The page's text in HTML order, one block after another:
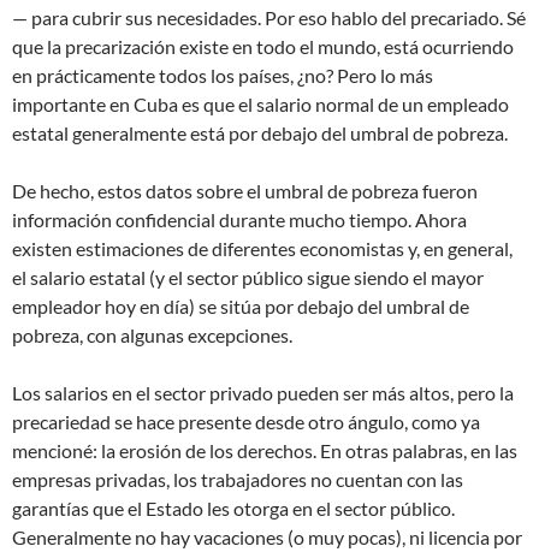
— para cubrir sus necesidades. Por eso hablo del precariado. Sé
que la precarización existe en todo el mundo, está ocurriendo
en prácticamente todos los países, ¿no? Pero lo más
importante en Cuba es que el salario normal de un empleado
estatal generalmente está por debajo del umbral de pobreza.
De hecho, estos datos sobre el umbral de pobreza fueron
información confidencial durante mucho tiempo. Ahora
existen estimaciones de diferentes economistas y, en general,
el salario estatal (y el sector público sigue siendo el mayor
empleador hoy en día) se sitúa por debajo del umbral de
pobreza, con algunas excepciones.
Los salarios en el sector privado pueden ser más altos, pero la
precariedad se hace presente desde otro ángulo, como ya
mencioné: la erosión de los derechos. En otras palabras, en las
empresas privadas, los trabajadores no cuentan con las
garantías que el Estado les otorga en el sector público.
Generalmente no hay vacaciones (o muy pocas), ni licencia por